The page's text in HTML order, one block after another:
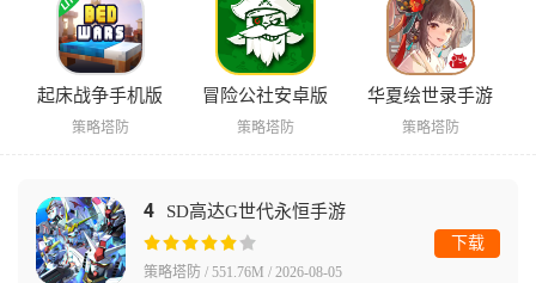
起床战争手机版
策略塔防
冒险公社安卓版
策略塔防
华夏绘世录手游
策略塔防
4 SD高达G世代永恒手游
策略塔防 / 551.76M / 2026-08-05
下载